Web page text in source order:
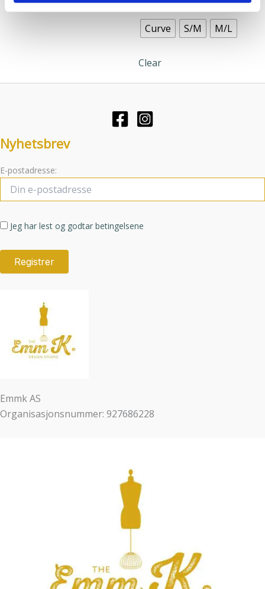
eller som de har samlet inn gjennom din bruk av produktet
har
flere
kan
Curve S/M M/L
Clear
Nyhetsbrev
E-postadresse:
Jeg har lest og godtar betingelsene
Emmk AS
Organisasjonsnummer: 927686228